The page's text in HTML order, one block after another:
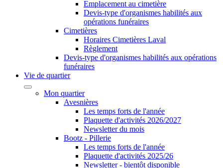
Emplacement au cimetière
Devis-type d'organismes habilités aux
opérations funéraires
Cimetières
Horaires Cimetières Laval
Règlement
Devis-type d'organismes habilités aux opérations
funéraires
Vie de quartier
Mon quartier
Avesnières
Les temps forts de l'année
Plaquette d'activités 2026/2027
Newsletter du mois
Bootz - Pillerie
Les temps forts de l'année
Plaquette d'activités 2025/26
Newsletter - bientôt disponible